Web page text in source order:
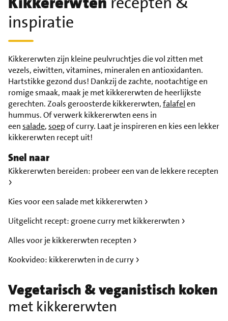
inspiratie
Kikkererwten zijn kleine peulvruchtjes die vol zitten met
vezels, eiwitten, vitamines, mineralen en antioxidanten.
Hartstikke gezond dus! Dankzij de zachte, nootachtige en
romige smaak, maak je met kikkererwten de heerlijkste
gerechten. Zoals geroosterde kikkererwten,falafelen
hummus. Of verwerk kikkererwten eens in
eensalade,soepof curry. Laat je inspireren en kies een lekker
kikkererwten recept uit!
Snel naar
Kikkererwten bereiden: probeer een van de lekkere recepten
Kies voor een salade met kikkererwten
Uitgelicht recept: groene curry met kikkererwten
Alles voor je kikkererwten recepten
Kookvideo: kikkererwten in de curry
Vegetarisch & veganistisch koken
met kikkererwten